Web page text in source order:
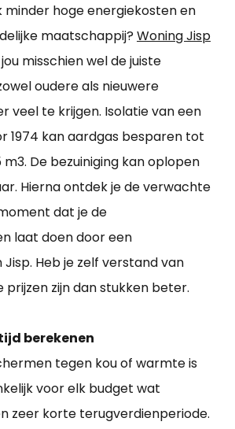
minder hoge energiekosten en
maatschappij? Woning Jisp
misschien wel de juiste
oudere als nieuwere
veel te krijgen. Isolatie van een
1974 kan aardgas besparen tot
m3. De bezuiniging kan oplopen
Hierna ontdek je de verwachte
dat je de
laat doen door een
Heb je zelf verstand van
prijzen zijn dan stukken beter.
berekenen
tegen kou of warmte is
voor elk budget wat
zeer korte terugverdienperiode.